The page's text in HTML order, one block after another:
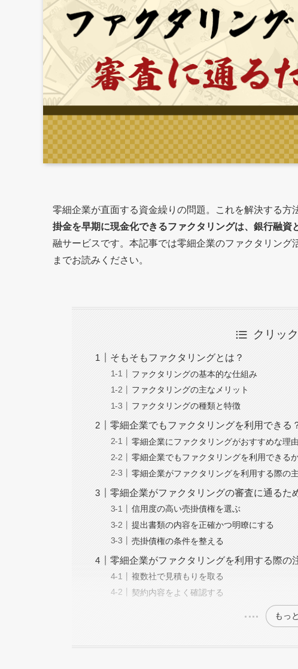
零細企業が直面する資金繰りの問題。これを解決する方
掛金を早期に現金化できるファクタリングは、銀行融
融サービスです。本記事では零細企業のファクタリン
までお読みください。
クリッ
そもそもファクタリングとは？
ファクタリングの基本的な仕組み
ファクタリングの主なメリット
ファクタリングの種類と特徴
零細企業でもファクタリングを利用できる
零細企業にファクタリングがおすすめな理由
零細企業でもファクタリングを利用できる
零細企業がファクタリングを利用する際の
零細企業がファクタリングの審査に通るた
信用度の高い売掛債権を選ぶ
提出書類の内容を正確かつ明瞭にする
売掛債権の条件を整える
零細企業がファクタリングを利用する際の
複数社で見積もりを取る
契約内容をよく確認する
もっ